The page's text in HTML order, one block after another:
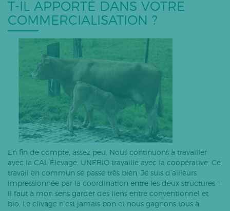
T-IL APPORTÉ DANS VOTRE
COMMERCIALISATION ?
En fin de compte, assez peu. Nous continuons à travailler
avec la CAL Élevage. UNEBIO travaille avec la coopérative. Ce
travail en commun se passe très bien. Je suis d’ailleurs
impressionnée par la coordination entre les deux structures !
Il faut à mon sens garder des liens entre conventionnel et
bio. Le clivage n’est jamais bon et nous gagnons tous à